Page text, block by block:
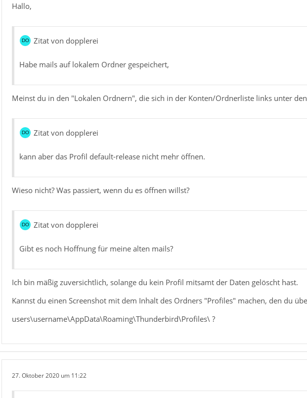
Hallo,
Zitat von dopplerei
Habe mails auf lokalem Ordner gespeichert,
Meinst du in den "Lokalen Ordnern", die sich in der Konten/Ordnerliste links unter
Zitat von dopplerei
kann aber das Profil default-release nicht mehr öffnen.
Wieso nicht? Was passiert, wenn du es öffnen willst?
Zitat von dopplerei
Gibt es noch Hoffnung für meine alten mails?
Ich bin mäßig zuversichtlich, solange du kein Profil mitsamt der Daten gelöscht hast.
Kannst du einen Screenshot mit dem Inhalt des Ordners "Profiles" machen, den du
users\username\AppData\Roaming\Thunderbird\Profiles\ ?
27. Oktober 2020 um 11:22